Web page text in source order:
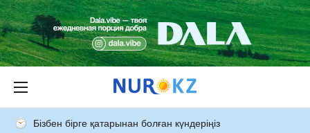
Бізбен бірге қатарынан болған күндеріңіз